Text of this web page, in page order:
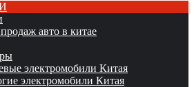
авто в китае
электромобили Китая
электромобили Китая